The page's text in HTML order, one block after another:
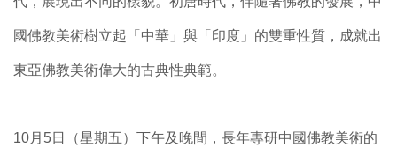
國佛教美術樹立起「中華」與「印度」的雙重性質，成就出
東亞佛教美術偉大的古典性典範。
10月5日（星期五）下午及晚間，長年專研中國佛教美術的